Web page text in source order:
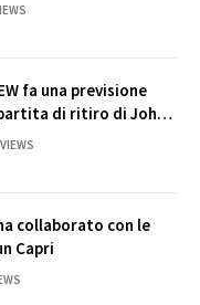
fa una previsione
di ritiro di John
VIEWS
collaborato con le
Capri